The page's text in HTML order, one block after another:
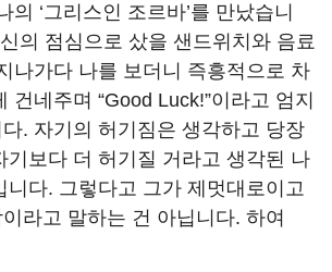
의 ‘그리스인 조르바’를 만났습니
의 점심으로 샀을 샌드위치와 음료
나가다 나를 보더니 즉흥적으로 차
건네주며 “Good Luck!”이라고 엄지
. 자기의 허기짐은 생각하고 당장
기보다 더 허기질 거라고 생각된 나
니다. 그렇다고 그가 제멋대로이고
라고 말하는 건 아닙니다. 하여